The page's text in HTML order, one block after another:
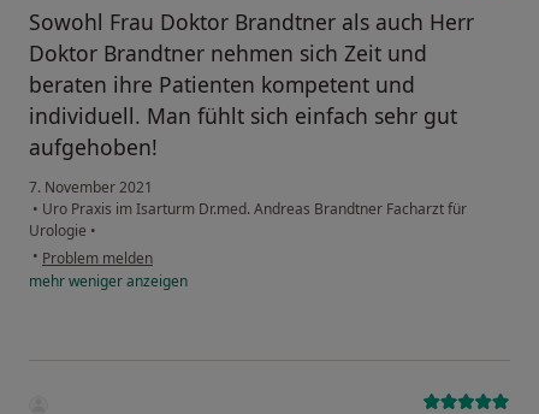
Sowohl Frau Doktor Brandtner als auch Herr
Doktor Brandtner nehmen sich Zeit und
beraten ihre Patienten kompetent und
individuell. Man fühlt sich einfach sehr gut
aufgehoben!
7. November 2021
• Uro Praxis im Isarturm Dr.med. Andreas Brandtner Facharzt für
Urologie •
• Problem melden
mehrwenigeranzeigen